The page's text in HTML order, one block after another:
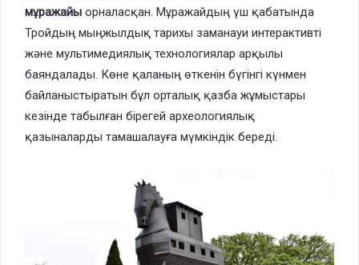
мұражайы орналасқан. Мұражайдың үш қабатында
Тройдың мыңжылдық тарихы заманауи интерактивті
және мультимедиялық технологиялар арқылы
баяндалады. Көне қаланың өткенін бүгінгі күнмен
байланыстыратын бұл орталық қазба жұмыстары
кезінде табылған бірегей археологиялық
қазыналарды тамашалауға мүмкіндік береді.